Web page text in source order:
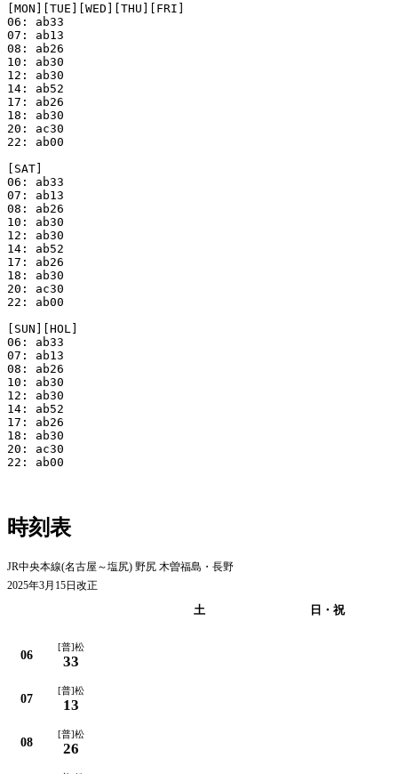
[MON][TUE][WED][THU][FRI]
06: ab33
07: ab13
08: ab26
10: ab30
12: ab30
14: ab52
17: ab26
18: ab30
20: ac30
22: ab00
[SAT]
06: ab33
07: ab13
08: ab26
10: ab30
12: ab30
14: ab52
17: ab26
18: ab30
20: ac30
22: ab00
[SUN][HOL]
06: ab33
07: ab13
08: ab26
10: ab30
12: ab30
14: ab52
17: ab26
18: ab30
20: ac30
22: ab00
時刻表
JR中央本線(名古屋～塩尻) 野尻 木曽福島・長野
2025年3月15日改正
土 日・祝
06
[普]松
33
07
[普]松
13
08
[普]松
26